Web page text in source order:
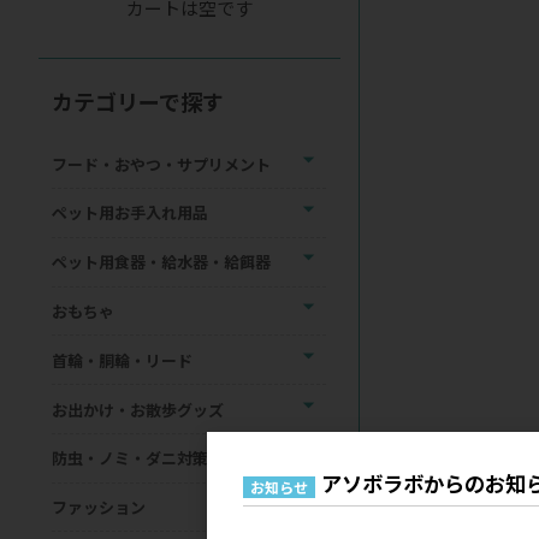
カートは空です
カテゴリーで探す
フード・おやつ・サプリメント
ペット用お手入れ用品
ペット用食器・給水器・給餌器
おもちゃ
首輪・胴輪・リード
お出かけ・お散歩グッズ
防虫・ノミ・ダニ対策用品
ファッション
お知らせ アソボラボからのお知